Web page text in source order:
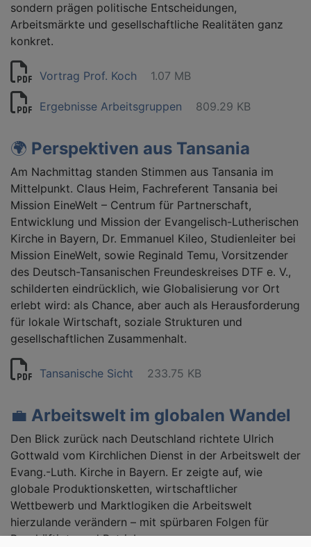
sondern prägen politische Entscheidungen,
Arbeitsmärkte und gesellschaftliche Realitäten ganz
konkret.
Vortrag Prof. Koch 1.07 MB
Ergebnisse Arbeitsgruppen 809.29 KB
🌍 Perspektiven aus Tansania
Am Nachmittag standen Stimmen aus Tansania im
Mittelpunkt. Claus Heim, Fachreferent Tansania bei
Mission EineWelt – Centrum für Partnerschaft,
Entwicklung und Mission der Evangelisch-Lutherischen
Kirche in Bayern, Dr. Emmanuel Kileo, Studienleiter bei
Mission EineWelt, sowie Reginald Temu, Vorsitzender
des Deutsch-Tansanischen Freundeskreises DTF e. V.,
schilderten eindrücklich, wie Globalisierung vor Ort
erlebt wird: als Chance, aber auch als Herausforderung
für lokale Wirtschaft, soziale Strukturen und
gesellschaftlichen Zusammenhalt.
Tansanische Sicht 233.75 KB
💼 Arbeitswelt im globalen Wandel
Den Blick zurück nach Deutschland richtete Ulrich
Gottwald vom Kirchlichen Dienst in der Arbeitswelt der
Evang.-Luth. Kirche in Bayern. Er zeigte auf, wie
globale Produktionsketten, wirtschaftlicher
Wettbewerb und Marktlogiken die Arbeitswelt
hierzulande verändern – mit spürbaren Folgen für
Beschäftigte und Betriebe.